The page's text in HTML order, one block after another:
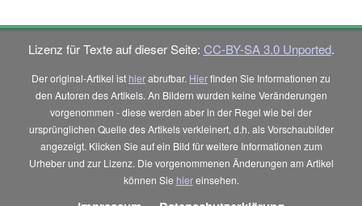
Lizenz für Texte auf dieser Seite: CC-BY-SA 3.0 Unported.
Der original-Artikel ist hierabrufbar. Hierfinden Sie Informationen zu
den Autoren des Artikels. An Bildern wurden keine Veränderungen
vorgenommen - diese werden aber in der Regel wie bei der
ursprünglichen Quelle des Artikels verkleinert, d.h. als Vorschaubilder
angezeigt. Klicken Sie auf ein Bild für weitere Informationen zum
Urheber und zur Lizenz. Die vorgenommenen Änderungen am Artikel
können Sie hiereinsehen.